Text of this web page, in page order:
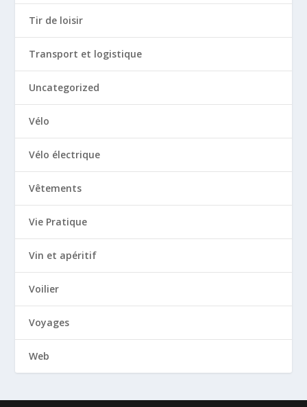
Tir de loisir
Transport et logistique
Uncategorized
Vélo
Vélo électrique
Vêtements
Vie Pratique
Vin et apéritif
Voilier
Voyages
Web